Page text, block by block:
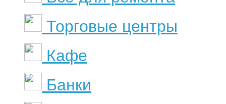
Торговые центры
Кафе
Банки